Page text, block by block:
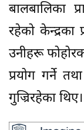
बालबालिका
रहेको केन्द्रका
उनीहरू
प्रयोग गर्ने
गुज्रिरहेका थिए।